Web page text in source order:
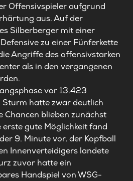
Offensivspieler aufgrund
aus. Auf der
Silberberger mit einer
zu einer Fünferkette
Angriffe des offensivstarken
als in den vergangenen
vor 13.423
hatte zwar deutlich
Chancen blieben zunächst
gute Möglichkeit fand
9. Minute vor, der Kopfball
Innenverteidigers landete
zuvor hatte ein
Handspiel von WSG-